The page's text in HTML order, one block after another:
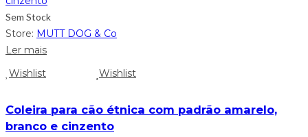
Sem Stock
Store: MUTT DOG & Co
Ler mais
Wishlist
Wishlist
Coleira para cão étnica com padrão amarelo,
branco e cinzento